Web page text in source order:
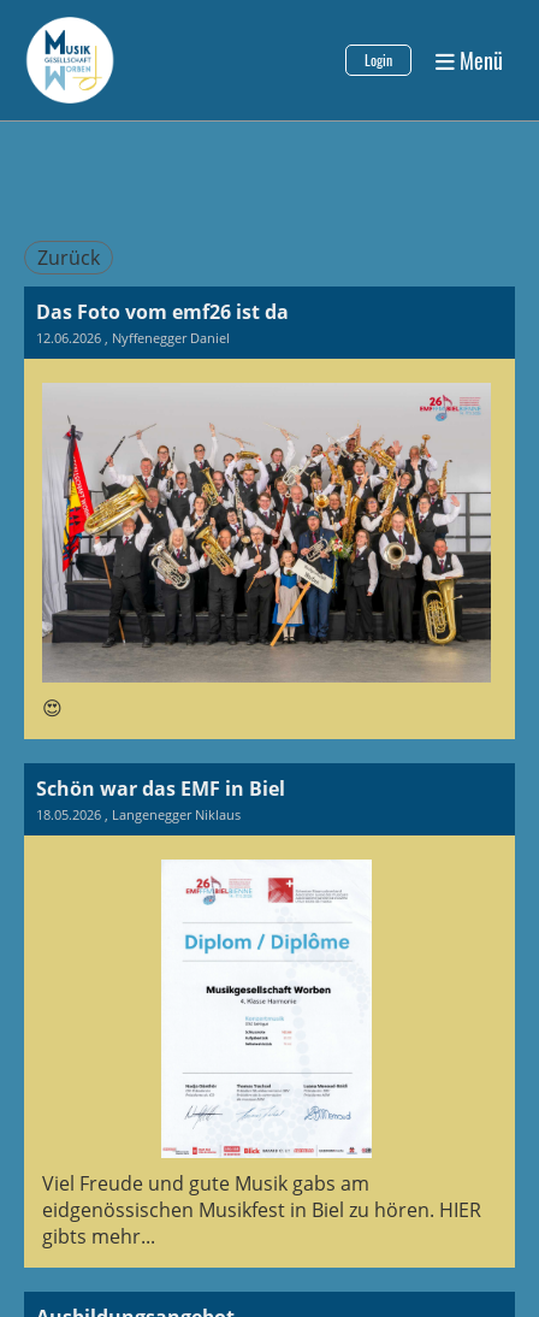
Login Menü
Zurück
Das Foto vom emf26 ist da
12.06.2026 , Nyffenegger Daniel
😍
Schön war das EMF in Biel
18.05.2026 , Langenegger Niklaus
Viel Freude und gute Musik gabs am
eidgenössischen Musikfest in Biel zu hören. HIER
gibts mehr...